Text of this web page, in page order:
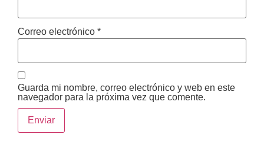
Correo electrónico *
Guarda mi nombre, correo electrónico y web en este
navegador para la próxima vez que comente.